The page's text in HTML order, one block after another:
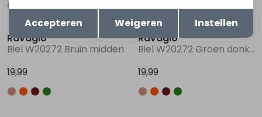
Ravagio
Biel W20272 Bruin midden
19,99
Ravagio
Biel W20272 Groen donker
19,99
Terug Opslaan
Accepteren Weigeren Instellen